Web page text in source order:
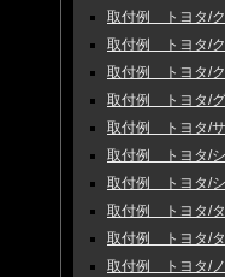
取付例 トヨタ/
取付例 トヨタ/
取付例 トヨタ/
取付例 トヨタ/
取付例 トヨタ/
取付例 トヨタ/
取付例 トヨタ/
取付例 トヨタ/
取付例 トヨタ/
取付例 トヨタ/